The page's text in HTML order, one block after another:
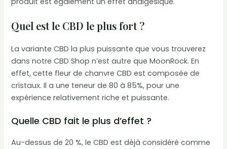
Quel est le CBD le plus fort ?
La variante CBD la plus puissante que vous trouverez
dans notre CBD Shop n’est autre que MoonRock. En
effet, cette fleur de chanvre CBD est composée de
cristaux. Il a une teneur de 80 à 85%, pour une
expérience relativement riche et puissante.
Quelle CBD fait le plus d’effet ?
Au-dessus de 20 %, le CBD est déjà considéré comme